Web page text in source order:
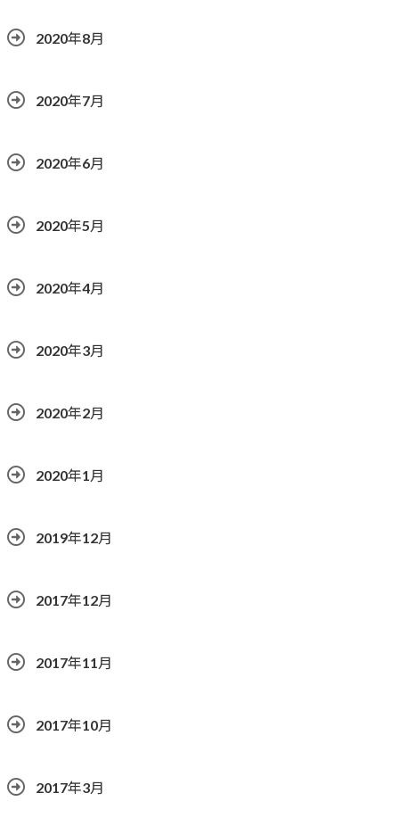
2020年8月
2020年7月
2020年6月
2020年5月
2020年4月
2020年3月
2020年2月
2020年1月
2019年12月
2017年12月
2017年11月
2017年10月
2017年3月